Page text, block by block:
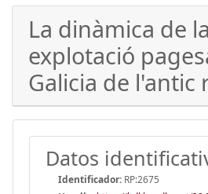
La dinàmica de
explotació
Galicia de l'antic
Datos
Identificador: RP:2675